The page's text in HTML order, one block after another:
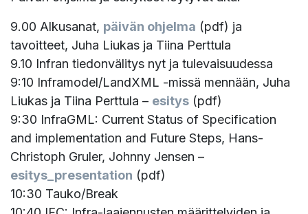
9.00 Alkusanat, päivän ohjelma (pdf) ja
tavoitteet, Juha Liukas ja Tiina Perttula
9.10 Infran tiedonvälitys nyt ja tulevaisuudessa
9:10 Inframodel/LandXML -missä mennään, Juha
Liukas ja Tiina Perttula – esitys (pdf)
9:30 InfraGML: Current Status of Specification
and implementation and Future Steps, Hans-
Christoph Gruler, Johnny Jensen –
esitys_presentation (pdf)
10:30 Tauko/Break